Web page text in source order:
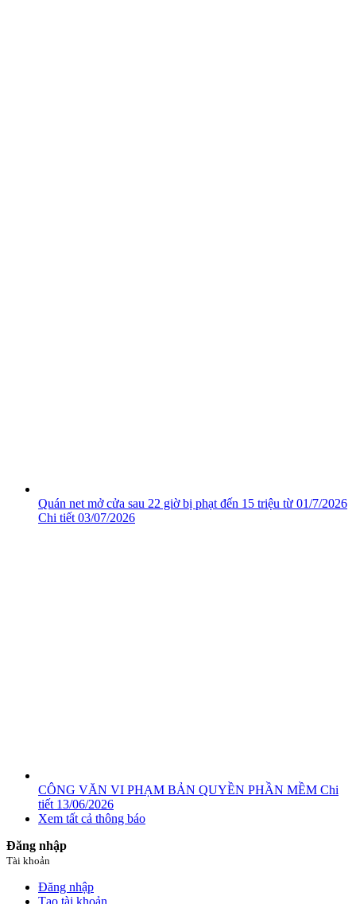
Quán net mở cửa sau 22 giờ bị phạt đến 15 triệu từ 01/7/2026
Chi tiết 03/07/2026
CÔNG VĂN VI PHẠM BẢN QUYỀN PHẦN MỀM Chi
tiết 13/06/2026
Xem tất cả thông báo
Đăng nhập
Tài khoản
Đăng nhập
Tạo tài khoản